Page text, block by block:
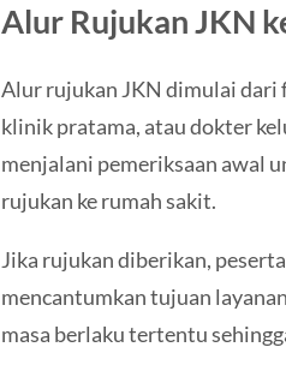
Alur Rujukan JKN
Alur rujukan JKN dimulai dari
klinik pratama, atau dokter
menjalani pemeriksaan awal
rujukan ke rumah sakit.
Jika rujukan diberikan,
mencantumkan tujuan
masa berlaku tertentu